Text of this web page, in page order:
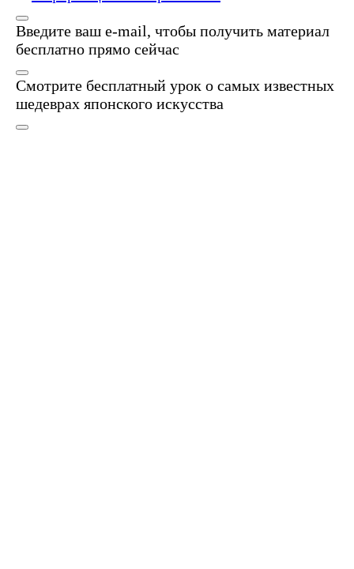
Введите ваш e-mail, чтобы получить материал
бесплатно прямо сейчас
Смотрите бесплатный урок о самых известных
шедеврах японского искусства